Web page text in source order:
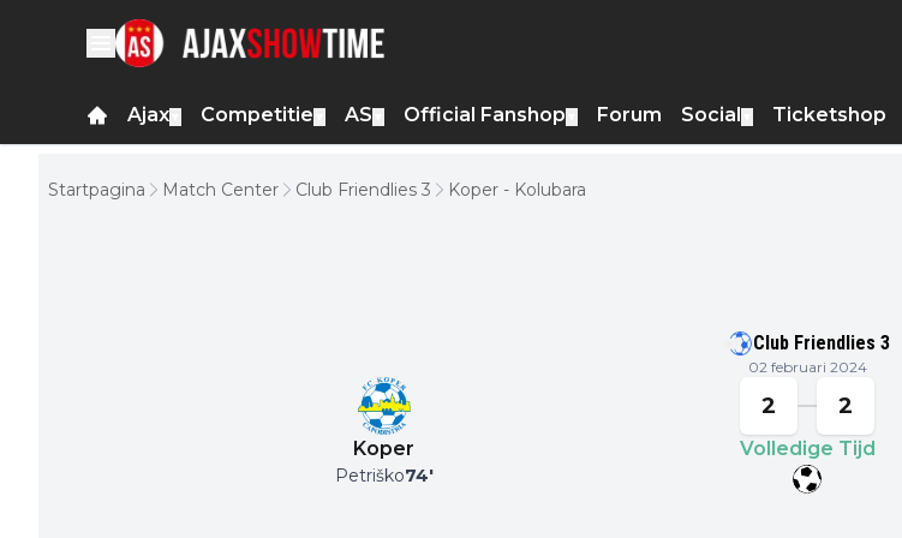
Ajax Competitie AS Official Fanshop Forum Social Ticketshop
Startpagina Match Center Club Friendlies 3 Koper - Kolubara
Club Friendlies 3
02 februari 2024
Koper
Petriško74'
2 2
Volledige Tijd